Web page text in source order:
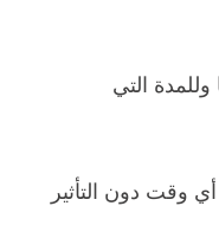
التي
وقت دون التأثير